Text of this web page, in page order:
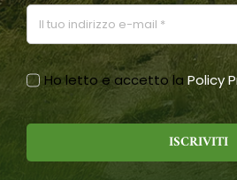
Ho letto e accetto laPolicy
ISCRIVITI